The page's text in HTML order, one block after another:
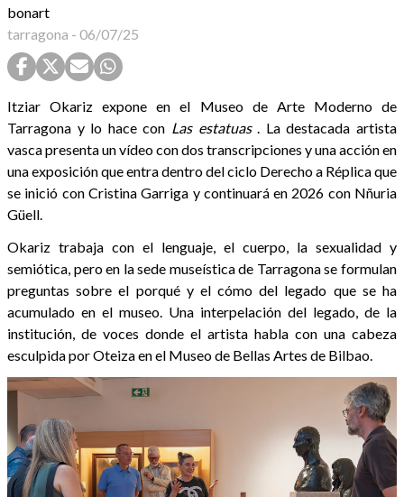
bonart
tarragona - 06/07/25
Itziar Okariz expone en el Museo de Arte Moderno de
Tarragona y lo hace con Las estatuas. La destacada artista
vasca presenta un vídeo con dos transcripciones y una acción en
una exposición que entra dentro del ciclo Derecho a Réplica que
se inició con Cristina Garriga y continuará en 2026 con Nñuria
Güell.
Okariz trabaja con el lenguaje, el cuerpo, la sexualidad y
semiótica, pero en la sede museística de Tarragona se formulan
preguntas sobre el porqué y el cómo del legado que se ha
acumulado en el museo. Una interpelación del legado, de la
institución, de voces donde el artista habla con una cabeza
esculpida por Oteiza en el Museo de Bellas Artes de Bilbao.